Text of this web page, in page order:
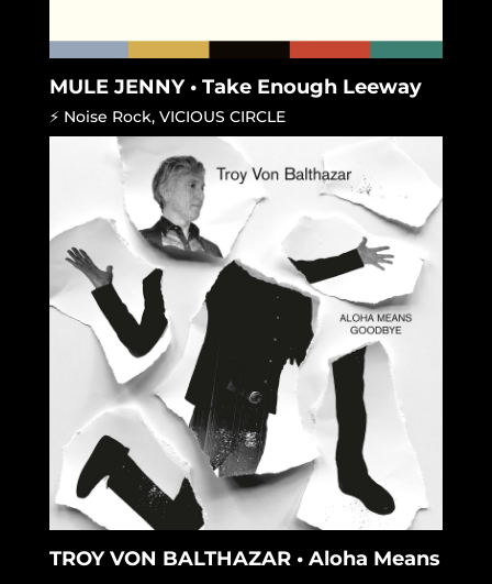
MULE JENNY • Take Enough Leeway
⚡ Noise Rock, VICIOUS CIRCLE
TROY VON BALTHAZAR • Aloha Means